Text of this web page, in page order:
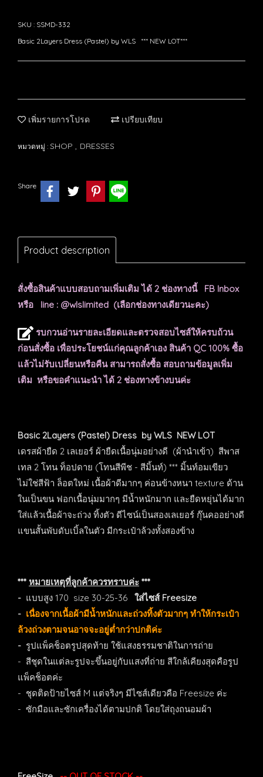
SKU : SSMD-332
Basic 2Layers Dress (Pastel) by WLS *** NEW LOT***
เพิ่มรายการโปรด เปรียบเทียบ
หมวดหมู่ : SHOP , DRESSES
Share
Product description
สั่งซื้อสินค้าแบบสอบถามเพิ่มเติม ได้ 2 ช่องทางนี้ FB Inbox
หรือ line : @wlslimited (เลือกช่องทางเดียวนะคะ)
รบกวนอ่านรายละเอียดและตรวจสอบไซส์ให้ครบถ้วน
ก่อนสั่งซื้อ เพื่อประโยชน์แก่คุณลูกค้าเอง สินค้า QC 100% ซื้อ
แล้วไม่รับเปลี่ยนหรือคืน สามารถสั่งซื้อ สอบถามข้อมูลเพิ่ม
เติม หรือขอคำแนะนำ ได้ 2 ช่องทางข้างบนค่ะ
Basic 2Layers (Pastel) Dress by WLS NEW LOT
เดรสผ้ายืด 2 เลเยอร์ ผ้ายืดเนื้อนุ่มอย่างดี (ผ้านำเข้า) สีพาส
เทล 2 โทน ท็อปดาย (โทนสีพีช - สีมิ้นท์) *** มิ้นท์อมเขียว
ไม่ใช่สีฟ้า ล็อตใหม่ เนื้อผ้าดีมากๆ ค่อนข้างหนา texture ด้าน
ในเป็นขน ฟอกเนื้อนุ่มมากๆ มีน้ำหนักมาก และยืดหยุ่นได้มาก
ใส่แล้วเนื้อผ้าจะถ่วง ทิ้งตัว ดีไซน์เป็นสองเลเยอร์ กุ๊นคออย่างดี
แขนสั้นพับดับเบิ้ลในตัว มีกระเป๋าล้วงทั้งสองข้าง
*** หมายเหตุที่ลูกค้าควรทราบค่ะ ***
- แบบสูง 170 size 30-25-36
ใส่ไซส์ Freesize
- เนื่องจากเนื้อผ้ามีน้ำหนักและถ่วงทิ้งตัวมากๆ ทำให้กระเป๋า
ล้วงถ่วงตามจนอาจจะอยู่ต่ำกว่าปกติค่ะ
- รูปแพ็คช็อตรูปสุดท้าย ใช้แสงธรรมชาติในการถ่าย
- สีชุดในแต่ละรูปจะขึ้นอยู่กับแสงที่ถ่าย สีใกล้เคียงสุดคือรูป
แพ็คช็อตค่ะ
- ชุดติดป้ายไซส์ M แต่จริงๆ มีไซส์เดียวคือ Freesize ค่ะ
- ซักมือและซักเครื่องได้ตามปกติ โดยใส่ถุงถนอมผ้า